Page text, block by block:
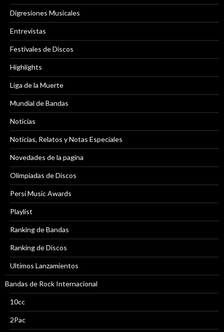
Digresiones Musicales
Entrevistas
Festivales de Discos
Highlights
Liga de la Muerte
Mundial de Bandas
Noticias
Noticias, Relatos y Notas Especiales
Novedades de la pagina
Olimpiadas de Discos
Persi Music Awards
Playlist
Ranking de Bandas
Ranking de Discos
Ultimos Lanzamientos
Bandas de Rock Internacional
10cc
2Pac